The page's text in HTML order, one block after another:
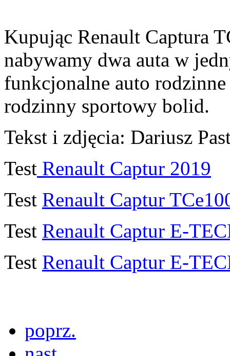
Kupując Renault Captura
nabywamy dwa auta w
funkcjonalne auto
rodzinny sportowy bolid.
Tekst i zdjęcia: Dariusz
Test Renault Captur 2019
Test Renault Captur
Test Renault Captur E-
Test Renault Captur E-
poprz.